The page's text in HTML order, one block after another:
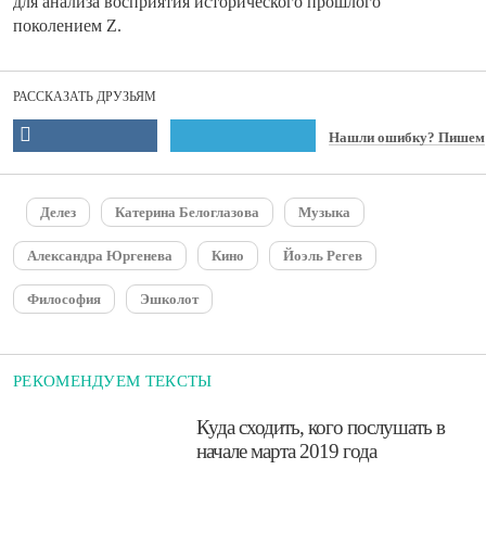
поколением Z.
РАССКАЗАТЬ ДРУЗЬЯМ
Нашли ошибку? Пишем
Делез Катерина Белоглазова Музыка
Александра Юргенева Кино Йоэль Регев
Философия Эшколот
РЕКОМЕНДУЕМ ТЕКСТЫ
​Куда сходить, кого послушать в
начале марта 2019 года